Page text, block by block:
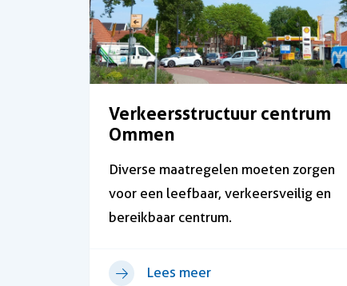
Verkeersstructuur centrum
Ommen
Diverse maatregelen moeten zorgen
voor een leefbaar, verkeersveilig en
bereikbaar centrum.
Lees meer